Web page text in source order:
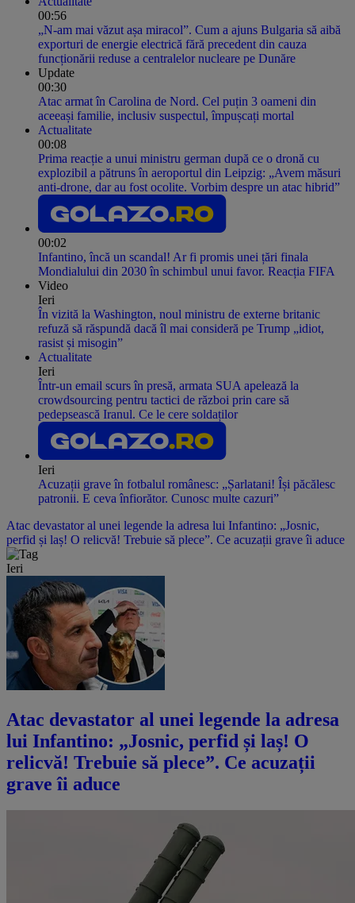
00:56
„N-am mai văzut așa miracol”. Cum a ajuns Bulgaria să aibă
exporturi de energie electrică fără precedent din cauza
funcționării reduse a centralelor nucleare pe Dunăre
Update
00:30
Atac armat în Carolina de Nord. Cel puțin 3 oameni din
aceeași familie, inclusiv suspectul, împușcați mortal
Actualitate
00:08
Prima reacție a unui ministru german după ce o dronă cu
explozibil a pătruns în aeroportul din Leipzig: „Avem măsuri
anti-drone, dar au fost ocolite. Vorbim despre un atac hibrid”
00:02
Infantino, încă un scandal! Ar fi promis unei țări finala
Mondialului din 2030 în schimbul unui favor. Reacția FIFA
Video
Ieri
În vizită la Washington, noul ministru de externe britanic
refuză să răspundă dacă îl mai consideră pe Trump „idiot,
rasist și misogin”
Actualitate
Ieri
Într-un email scurs în presă, armata SUA apelează la
crowdsourcing pentru tactici de război prin care să
pedepsească Iranul. Ce le cere soldaților
Ieri
Acuzații grave în fotbalul românesc: „Șarlatani! Își păcălesc
patronii. E ceva înfiorător. Cunosc multe cazuri”
Atac devastator al unei legende la adresa lui Infantino: „Josnic,
perfid și laș! O relicvă! Trebuie să plece”. Ce acuzații grave îi aduce
Ieri
Atac devastator al unei legende la adresa
lui Infantino: „Josnic, perfid și laș! O
relicvă! Trebuie să plece”. Ce acuzații
grave îi aduce